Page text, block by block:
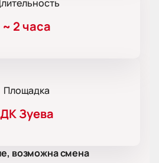
~ 2 часа
Площадка
ДК Зуева
возможна смена